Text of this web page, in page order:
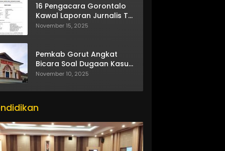
16 Pengacara Gorontalo
Kawal Laporan Jurnalis TV
One
November 15, 2025
Pemkab Gorut Angkat
Bicara Soal Dugaan Kasus
Asusila Oknum ASN
November 10, 2025